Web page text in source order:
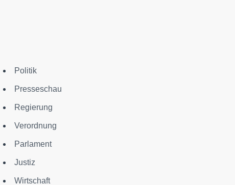
Politik
Presseschau
Regierung
Verordnung
Parlament
Justiz
Wirtschaft